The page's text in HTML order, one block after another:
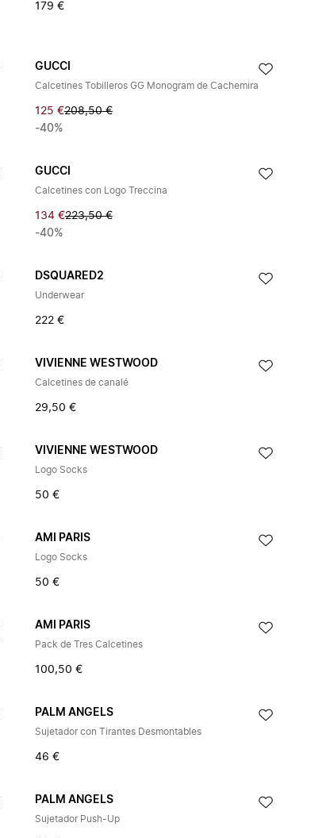
179 €
GUCCI
Calcetines Tobilleros GG Monogram de Cachemira
125 €208,50 €
-40%
GUCCI
Calcetines con Logo Treccina
134 €223,50 €
-40%
DSQUARED2
Underwear
222 €
VIVIENNE WESTWOOD
Calcetines de canalé
29,50 €
VIVIENNE WESTWOOD
Logo Socks
50 €
AMI PARIS
Logo Socks
50 €
AMI PARIS
Pack de Tres Calcetines
100,50 €
PALM ANGELS
Sujetador con Tirantes Desmontables
46 €
PALM ANGELS
Sujetador Push-Up